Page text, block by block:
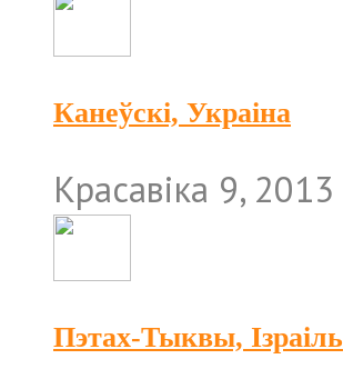
Канеўскі, Украіна
Красавіка 9, 2013
Пэтах-Тыквы, Ізраіль